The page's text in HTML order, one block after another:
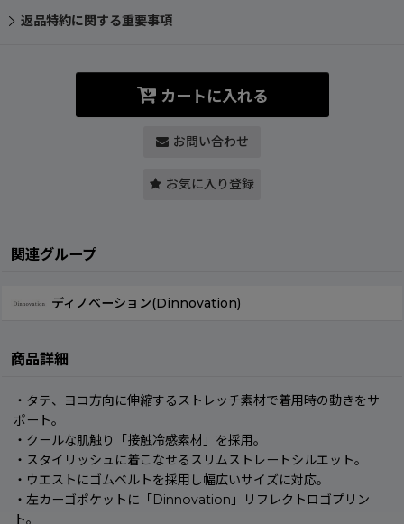
返品特約に関する重要事項
カートに入れる
お問い合わせ
お気に入り登録
関連グループ
ディノベーション(Dinnovation)
商品詳細
・タテ、ヨコ方向に伸縮するストレッチ素材で着用時の動きをサ
ポート。
・クールな肌触り「接触冷感素材」を採用。
・スタイリッシュに着こなせるスリムストレートシルエット。
・ウエストにゴムベルトを採用し幅広いサイズに対応。
・左カーゴポケットに「Dinnovation」リフレクトロゴプリン
ト。